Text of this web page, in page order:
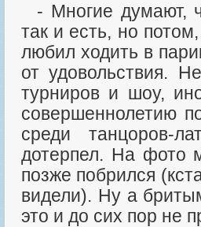
- Многие думают, что я сразу родился лысеньким. Да,
так и есть, но
любил ходить в
от удовольствия.
турниров и шоу,
совершеннолетию
среди танцоров-
дотерпел. На фото
позже побрился
видели). Ну а
это и до сих пор не